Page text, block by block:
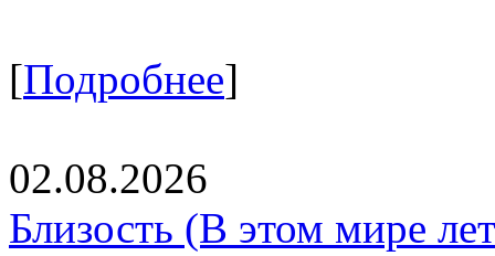
[Подробнее]
02.08.2026
Близость (В этом мире